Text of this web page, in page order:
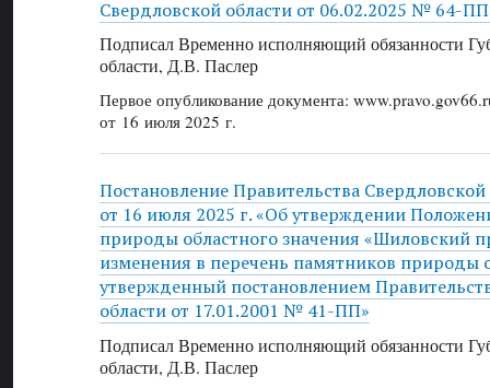
Свердловской области от 06.02.2025 № 64-
Подписал Временно исполняющий обязанности
области, Д.В. Паслер
Первое опубликование документа:
от 16 июля 2025 г.
Постановление Правительства
от 16 июля 2025 г. «Об утверждении
природы областного значения «Шиловский
изменения в перечень памятников природы
утвержденный постановлением
области от 17.01.2001 № 41-ПП»
Подписал Временно исполняющий обязанности
области, Д.В. Паслер